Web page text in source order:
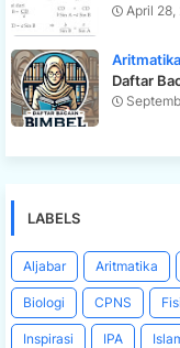
April 28,
Aritmatika
Daftar
LABELS
Aljabar Aritmatika
Biologi CPNS
Inspirasi IPA